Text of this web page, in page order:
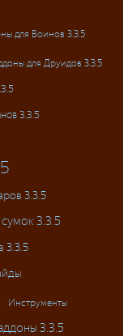
для Воинов 3.3.5
для Друидов 3.3.5
3.3.5
3.3.5
3.3.5
3.3.5
Инструменты
3.3.5